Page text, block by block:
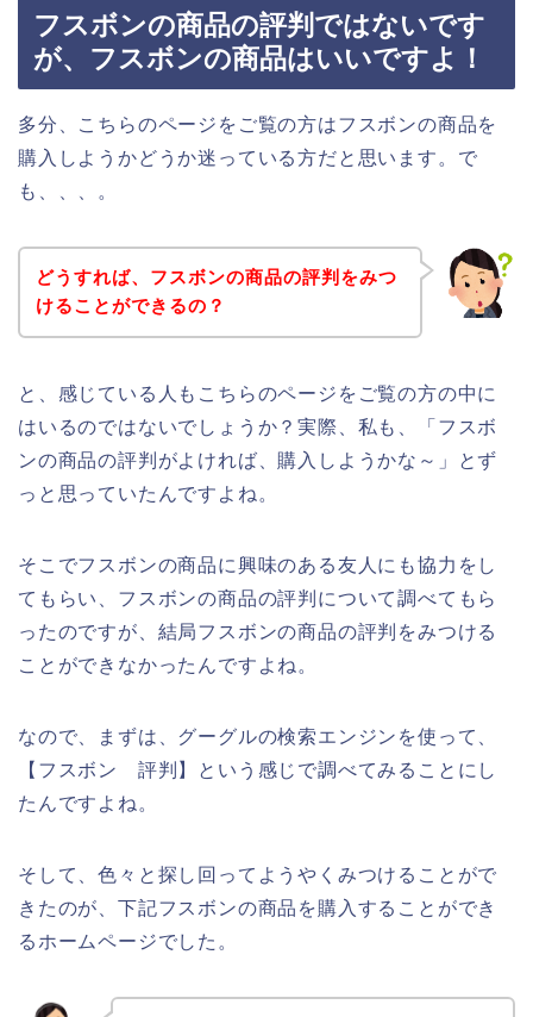
フスボンの商品の評判ではないです
が、フスボンの商品はいいですよ！
多分、こちらのページをご覧の方はフスボンの商品を
購入しようかどうか迷っている方だと思います。で
も、、、。
どうすれば、フスボンの商品の評判をみつ
けることができるの？
と、感じている人もこちらのページをご覧の方の中に
はいるのではないでしょうか？実際、私も、「フスボ
ンの商品の評判がよければ、購入しようかな～」とず
っと思っていたんですよね。
そこでフスボンの商品に興味のある友人にも協力をし
てもらい、フスボンの商品の評判について調べてもら
ったのですが、結局フスボンの商品の評判をみつける
ことができなかったんですよね。
なので、まずは、グーグルの検索エンジンを使って、
【フスボン 評判】という感じで調べてみることにし
たんですよね。
そして、色々と探し回ってようやくみつけることがで
きたのが、下記フスボンの商品を購入することができ
るホームページでした。